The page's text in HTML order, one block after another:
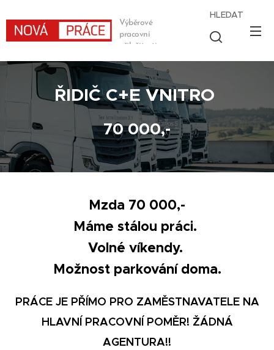
Výběrové
pracovní
příležitosti
HLEDAT
ŘIDIČ C+E VNITRO
70 000,-
Mzda 70 000,-
Máme stálou práci.
Volné víkendy.
Možnost parkování doma.
PRÁCE JE PŘÍMO PRO ZAMĚSTNAVATELE NA
HLAVNÍ PRACOVNÍ POMĚR! ŽÁDNÁ
AGENTURA!!